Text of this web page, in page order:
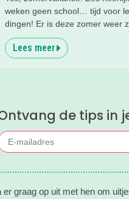
weken geen school… tijd voor
dingen! Er is deze zomer weer
te doen in en om Apeldoorn,
Zutphen en de Veluwe. Wij
Lees meer
de tips in
graag op uit met hen om